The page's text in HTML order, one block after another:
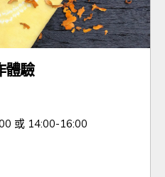
體驗
或 14:00-16:00